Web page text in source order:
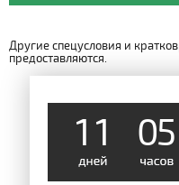
Другие спецусловия и
предоставляются.
1 1 05